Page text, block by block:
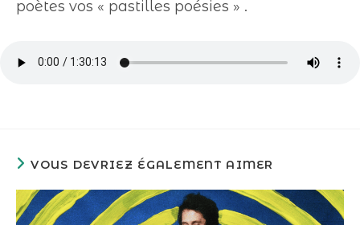
poètes vos « pastilles poésies » .
VOUS DEVRIEZ ÉGALEMENT AIMER